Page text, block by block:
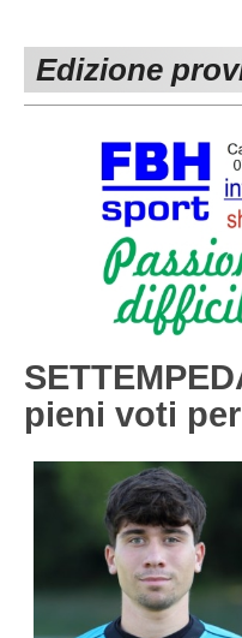
1^ CATEGORIA
3^ CATEGORIA
GIOVANILI
Edizione
pieni voti